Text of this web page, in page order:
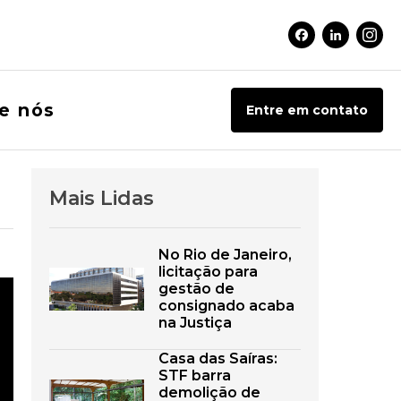
Facebook
Linkedin
nós Entre em contato
Mais Lidas
No Rio de Janeiro,
licitação para
gestão de
consignado acaba
na Justiça
Casa das Saíras:
STF barra
demolição de